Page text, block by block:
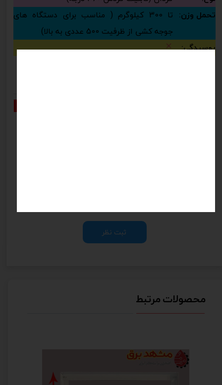
تحمل وزن:
تا 300 کیلوگرم ( مناسب برای دستگاه های
جوجه کشی از ظرفیت 500 عددی به بالا)
پوسیدگی:
ثبت نظر
محصولات مرتبط